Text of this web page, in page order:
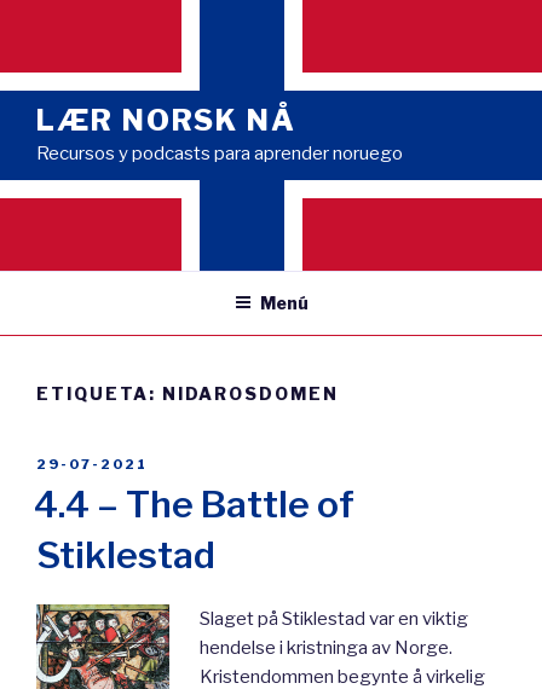
contenido
LÆR NORSK NÅ
Recursos y podcasts para aprender noruego
Menú
ETIQUETA: NIDAROSDOMEN
PUBLICADO
29-07-2021
4.4 – The Battle of
Stiklestad
Slaget på Stiklestad var en viktig
hendelse i kristninga av Norge.
Kristendommen begynte å virkelig